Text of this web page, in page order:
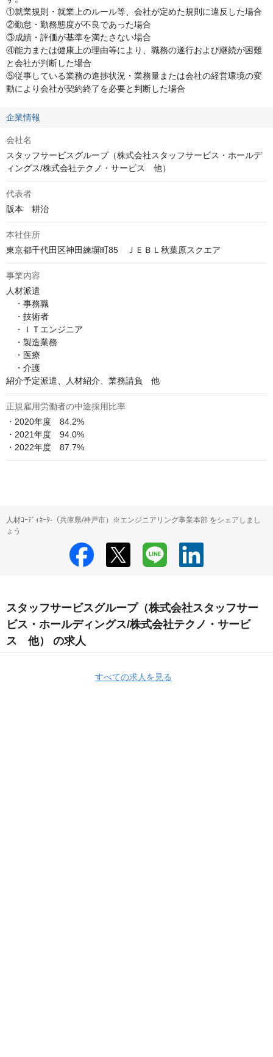
①就業規則・就業上のルール等、会社が定めた規則に違反した場合
②勤怠・勤務態度が不良であった場合
③成績・評価が基準を満たさない場合
④能力または健康上の理由等により、職務の遂行および継続が困難
と会社が判断した場合
⑤従事している業務の進捗状況・業務量または会社の経営環境の変
動により会社が契約終了を必要と判断した場合
企業情報
会社名
スタッフサービスグループ（株式会社スタッフサービス・ホールデ
ィングス/株式会社テクノ・サービス 他）
代表者
阪本　耕治
本社住所
東京都千代田区神田練塀町85　ＪＥＢＬ秋葉原スクエア
事業内容
人材派遣
・事務職
・技術者
・ＩＴエンジニア
・製造業務
・医療
・介護
紹介予定派遣、人材紹介、業務請負　他
正規雇用労働者の中途採用比率
・2020年度　84.2%
・2021年度　94.0%
・2022年度　87.7%
人材ｺｰﾃﾞｨﾈｰﾀ-（兵庫県/神戸市）※エンジニアリング事業本部 をシェアしまし
ょう
スタッフサービスグループ（株式会社スタッフサー
ビス・ホールディングス/株式会社テクノ・サービ
ス 他） の求人
すべての求人を見る